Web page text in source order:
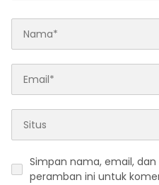
Simpan nama, email,
peramban ini untuk